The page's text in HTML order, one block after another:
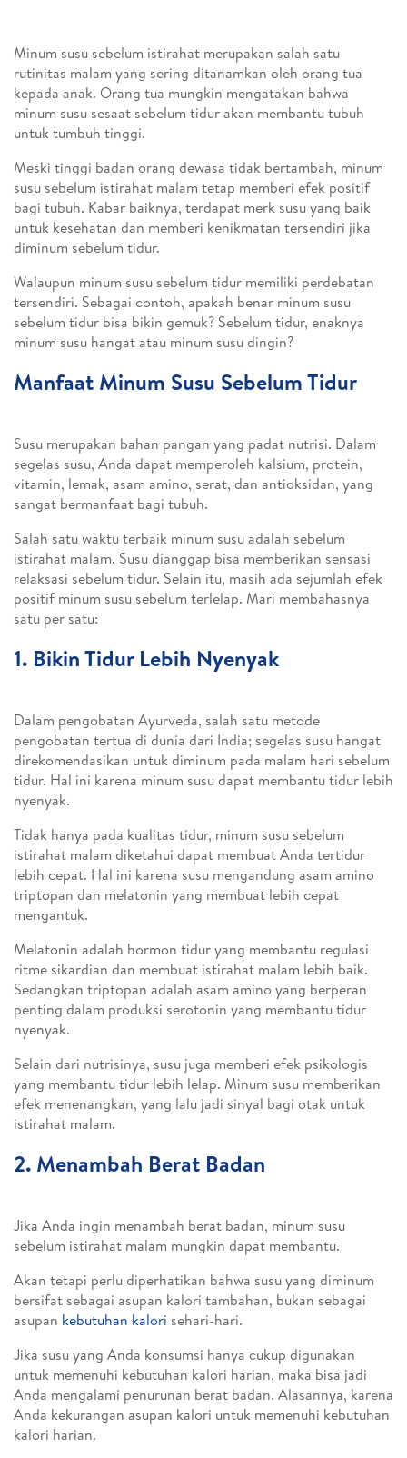
Minum susu sebelum istirahat merupakan salah satu
rutinitas malam yang sering ditanamkan oleh orang tua
kepada anak. Orang tua mungkin mengatakan bahwa
minum susu sesaat sebelum tidur akan membantu tubuh
untuk tumbuh tinggi.
Meski tinggi badan orang dewasa tidak bertambah, minum
susu sebelum istirahat malam tetap memberi efek positif
bagi tubuh. Kabar baiknya, terdapat merk susu yang baik
untuk kesehatan dan memberi kenikmatan tersendiri jika
diminum sebelum tidur.
Walaupun minum susu sebelum tidur memiliki perdebatan
tersendiri. Sebagai contoh, apakah benar minum susu
sebelum tidur bisa bikin gemuk? Sebelum tidur, enaknya
minum susu hangat atau minum susu dingin?
Manfaat Minum Susu Sebelum Tidur
Susu merupakan bahan pangan yang padat nutrisi. Dalam
segelas susu, Anda dapat memperoleh kalsium, protein,
vitamin, lemak, asam amino, serat, dan antioksidan, yang
sangat bermanfaat bagi tubuh.
Salah satu waktu terbaik minum susu adalah sebelum
istirahat malam. Susu dianggap bisa memberikan sensasi
relaksasi sebelum tidur. Selain itu, masih ada sejumlah efek
positif minum susu sebelum terlelap. Mari membahasnya
satu per satu:
1. Bikin Tidur Lebih Nyenyak
Dalam pengobatan Ayurveda, salah satu metode
pengobatan tertua di dunia dari India; segelas susu hangat
direkomendasikan untuk diminum pada malam hari sebelum
tidur. Hal ini karena minum susu dapat membantu tidur lebih
nyenyak.
Tidak hanya pada kualitas tidur, minum susu sebelum
istirahat malam diketahui dapat membuat Anda tertidur
lebih cepat. Hal ini karena susu mengandung asam amino
triptopan dan melatonin yang membuat lebih cepat
mengantuk.
Melatonin adalah hormon tidur yang membantu regulasi
ritme sikardian dan membuat istirahat malam lebih baik.
Sedangkan triptopan adalah asam amino yang berperan
penting dalam produksi serotonin yang membantu tidur
nyenyak.
Selain dari nutrisinya, susu juga memberi efek psikologis
yang membantu tidur lebih lelap. Minum susu memberikan
efek menenangkan, yang lalu jadi sinyal bagi otak untuk
istirahat malam.
2. Menambah Berat Badan
Jika Anda ingin menambah berat badan, minum susu
sebelum istirahat malam mungkin dapat membantu.
Akan tetapi perlu diperhatikan bahwa susu yang diminum
bersifat sebagai asupan kalori tambahan, bukan sebagai
asupan kebutuhan kalori sehari-hari.
Jika susu yang Anda konsumsi hanya cukup digunakan
untuk memenuhi kebutuhan kalori harian, maka bisa jadi
Anda mengalami penurunan berat badan. Alasannya, karena
Anda kekurangan asupan kalori untuk memenuhi kebutuhan
kalori harian.